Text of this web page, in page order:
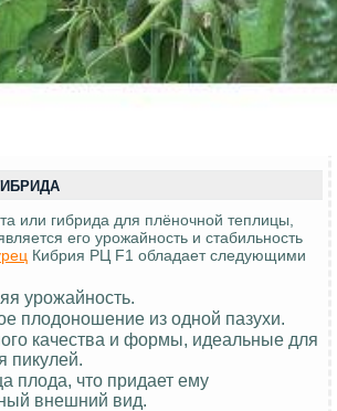
или гибрида для плёночной теплицы,
его урожайность и стабильность
Кибрия РЦ F1 обладает следующими
урожайность.
плодоношение из одной пазухи.
качества и формы, идеальные для
пикулей.
плода, что придает ему
внешний вид.